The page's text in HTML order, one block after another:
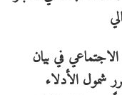
الاجتماعي في بيان
شمول الأدلاء